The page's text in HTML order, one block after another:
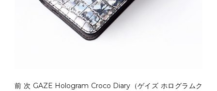
前 次 GAZE Hologram Croco Diary（ゲイズ ホログラムク